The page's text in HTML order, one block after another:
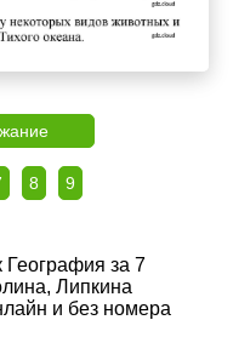
8 9
География за 7
Липкина
и без номера